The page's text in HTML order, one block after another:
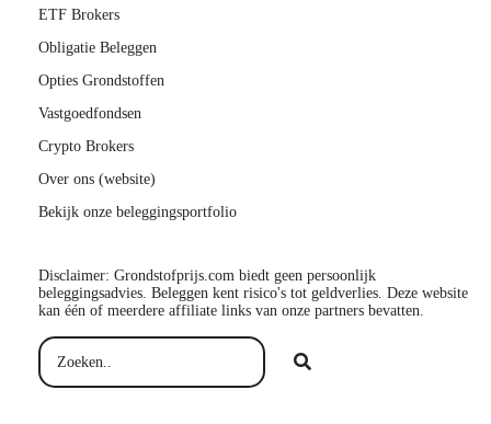
ETF Brokers
Obligatie Beleggen
Opties Grondstoffen
Vastgoedfondsen
Crypto Brokers
Over ons (website)
Bekijk onze beleggingsportfolio
Disclaimer: Grondstofprijs.com biedt geen persoonlijk
beleggingsadvies. Beleggen kent risico's tot geldverlies. Deze website
kan één of meerdere affiliate links van onze partners bevatten.